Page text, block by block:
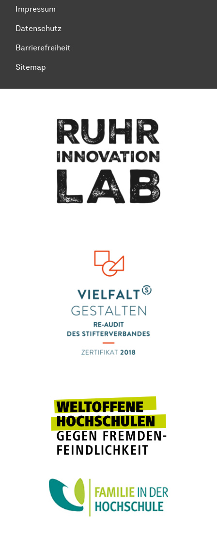
Impressum
Datenschutz
Barrierefreiheit
Sitemap